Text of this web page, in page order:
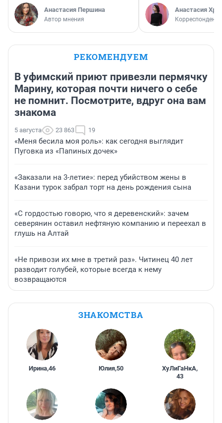
Анастасия Першина
Автор мнения
Анастасия
Корреспондент
РЕКОМЕНДУЕМ
В уфимский приют привезли пермячку
Марину, которая почти ничего о себе
не помнит. Посмотрите, вдруг она вам
знакома
5 августа 23 863 19
«Меня бесила моя роль»: как сегодня выглядит
Пуговка из «Папиных дочек»
«Заказали на 3-летие»: перед убийством жены в
Казани турок забрал торт на день рождения сына
«С гордостью говорю, что я деревенский»: зачем
северянин оставил нефтяную компанию и переехал в
глушь на Алтай
«Не привози их мне в третий раз». Читинец 40 лет
разводит голубей, которые всегда к нему
возвращаются
ЗНАКОМСТВА
Ирина,46 Юлия,50 ХуЛиГаНкА,
43